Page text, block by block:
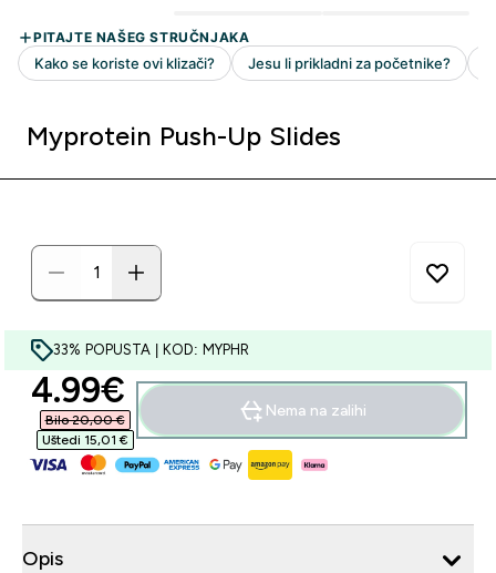
Myprotein Push-Up Slides
33% POPUSTA | KOD: MYPHR
discounted price
4.99€‎
Bilo 20,00 €‎
Uštedi 15,01 €‎
Nema na zalihi
Opis